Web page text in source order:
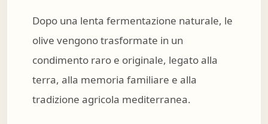
Dopo una lenta fermentazione naturale, le
olive vengono trasformate in un
condimento raro e originale, legato alla
terra, alla memoria familiare e alla
tradizione agricola mediterranea.